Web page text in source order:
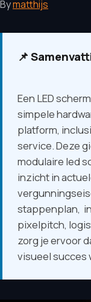
Bymatthijs
📌
Een LED
simpele
platform,
service. Deze
modulaire led
inzicht in
stappenplan,
pixelpitch,
zorg je ervoor
visueel succes